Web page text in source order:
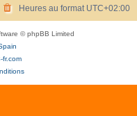
Heures au format UTC+02:00
© phpBB Limited
fr.com